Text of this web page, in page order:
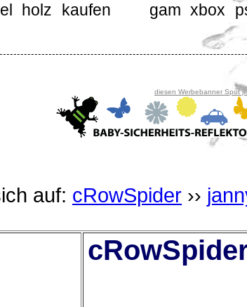
holz kaufen gam xbox
diesen Werbebanner Spot
auf: cRowSpider ››